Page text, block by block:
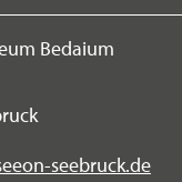
Bedaium
seebruck.de